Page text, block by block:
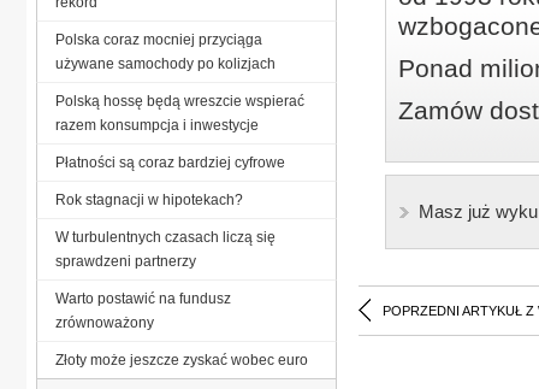
Ponad
Zamów
Masz już
POPRZEDNI ARTYKUŁ Z
Polska coraz mocniej przyciąga
używane samochody po kolizjach
Polską hossę będą wreszcie wspierać
razem konsumpcja i inwestycje
Płatności są coraz bardziej cyfrowe
Rok stagnacji w hipotekach?
W turbulentnych czasach liczą się
sprawdzeni partnerzy
Warto postawić na fundusz
zrównoważony
Złoty może jeszcze zyskać wobec euro